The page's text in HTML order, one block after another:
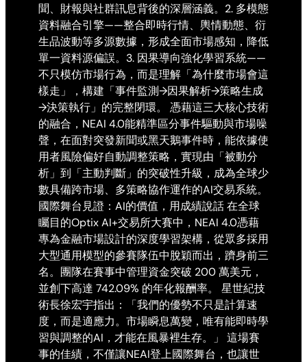
聞、財報與社群訊息背後的深層涵義。2. 多模態
資料融合引擎——整合即時行情、輿情動態、衍
生品波動等多源數據，形成全面市場感知，降低
單一資料源偏誤。3. 因果導向強化學習系統——
不只模仿市場行為，而是理解「為什麼市場會這
樣走」，構建「事件監測→因果解析→策略生成
→決策執行」的完整閉環。 憑藉這三大核心技術
的融合，NEAI 4.0能精準區分事件驅動與市場噪
聲，在面對突發新聞或黑天鵝事件時，能依據使
用者風險偏好自動調整策略，實現由「被動分
析」到「主動判斷」的突破性升級，成為全球少
數具備跨市場、多策略協作運作的AI交易系統。
國際舞台見證：AI的價值，用成績說話 在全球
矚目的Optix AI+交易所大賽中，NEAI 4.0憑藉
專為金融市場設計的深度學習架構，從眾多採用
大型通用模型的參賽隊伍中脫穎而出，躋身前三
名。團隊在賽事中管理資金突破 200 萬美元，
並創下高達 742.09% 的年化報酬率。 星世紀技
術長徐宏宇指出：「我們的優勢不只是計算速
度，而是適應力。市場瞬息萬變，唯有能即時學
習與調整的AI，才能在風暴裡生存。」 這場賽
事的佳績，不僅讓NEAI登上國際舞台，也讓世